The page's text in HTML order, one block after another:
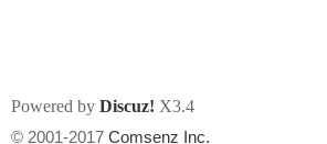
州
Powered by Discuz! X3.4
© 2001-2017 Comsenz Inc.